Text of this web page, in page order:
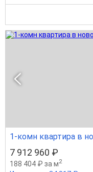
1-комн квартира в
7 912 960 ₽
188 404 ₽ за м2